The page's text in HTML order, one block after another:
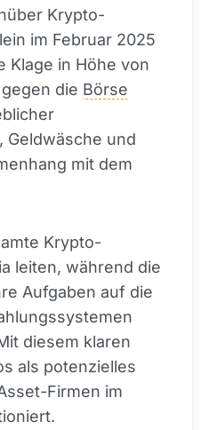
Krypto-
im Februar 2025
Klage in Höhe von
die Börse
Geldwäsche und
mit dem
Krypto-
leiten, während die
Aufgaben auf die
diesem klaren
als potenzielles
Firmen im